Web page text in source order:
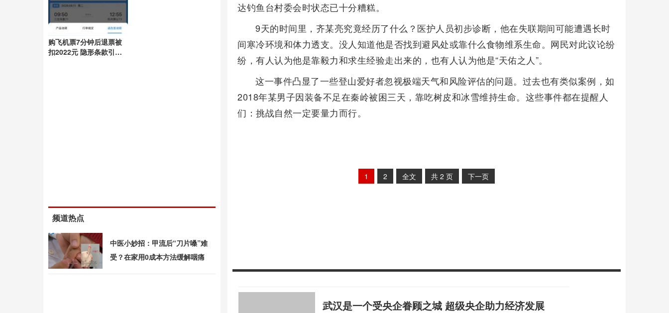
达钓鱼台村委会时状态已十分糟糕。
9天的时间里，齐某亮究竟经历了什么？医护人员初步诊断，他在失联期间可能遭遇长时
间寒冷环境和体力透支。没人知道他是否找到避风处或靠什么食物维系生命。网民对此议论纷
纷，有人认为他是靠毅力和求生经验走出来的，也有人认为他是“天佑之人”。
这一事件凸显了一些登山爱好者忽视极端天气和风险评估的问题。过去也有类似案例，如
2018年某男子因装备不足在秦岭被困三天，靠吃树皮和冰雪维持生命。这些事件都在提醒人
们：挑战自然一定要量力而行。
1 2 全文 共 2 页 下一页
武汉是一个受央企眷顾之城 超级央企助力经济发展
购飞机票7分钟后退票被
扣2022元 隐形条款引争
频道热点
中医小妙招：甲流后“刀片嗓”难
受？在家用0成本方法缓解咽痛